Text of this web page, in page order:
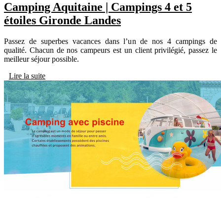
Camping Aquitaine | Campings 4 et 5
étoiles Gironde Landes
Passez de superbes vacances dans l’un de nos 4 campings de
qualité. Chacun de nos campeurs est un client privilégié, passez le
meilleur séjour possible.
Lire la suite